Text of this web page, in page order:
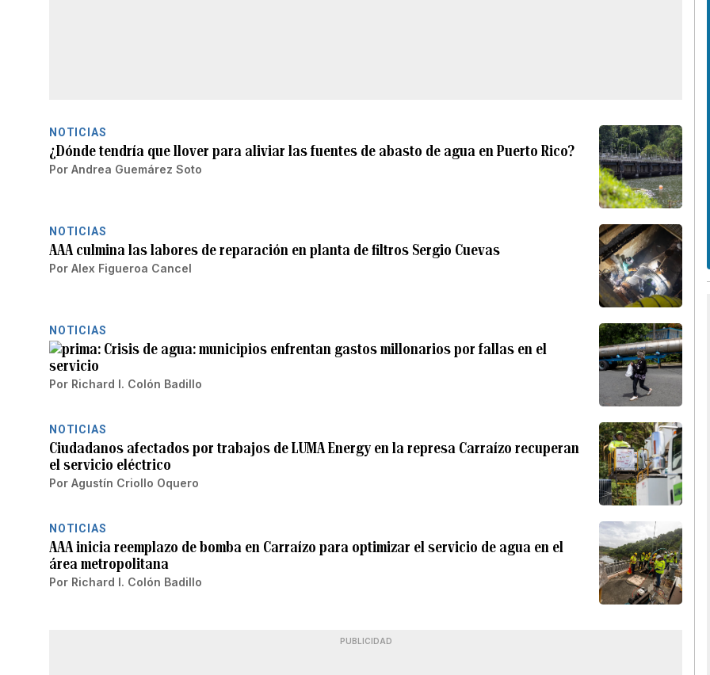
NOTICIAS
¿Dónde tendría que llover para aliviar las fuentes de abasto de agua en Puerto Rico?
Por Andrea Guemárez Soto
NOTICIAS
AAA culmina las labores de reparación en planta de filtros Sergio Cuevas
Por Alex Figueroa Cancel
NOTICIAS
Crisis de agua: municipios enfrentan gastos millonarios por fallas en el
servicio
Por Richard I. Colón Badillo
NOTICIAS
Ciudadanos afectados por trabajos de LUMA Energy en la represa Carraízo recuperan
el servicio eléctrico
Por Agustín Criollo Oquero
NOTICIAS
AAA inicia reemplazo de bomba en Carraízo para optimizar el servicio de agua en el
área metropolitana
Por Richard I. Colón Badillo
PUBLICIDAD